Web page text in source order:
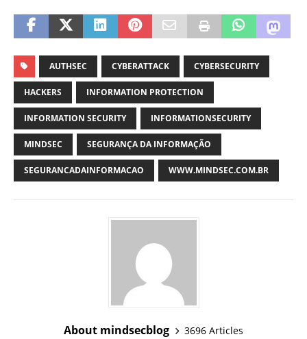
AUTHSEC CYBERATTACK CYBERSECURITY
HACKERS INFORMATION PROTECTION
INFORMATION SECURITY INFORMATIONSECURITY
MINDSEC SEGURANÇA DA INFORMAÇÃO
SEGURANCADAINFORMACAO WWW.MINDSEC.COM.BR
About mindsecblog
3696 Articles